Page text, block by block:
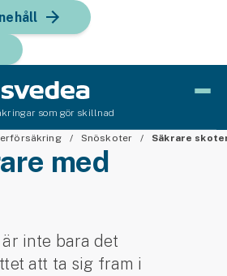
som gör skillnad
Snöskoter Säkrare
med
inte bara det
att ta sig fram i